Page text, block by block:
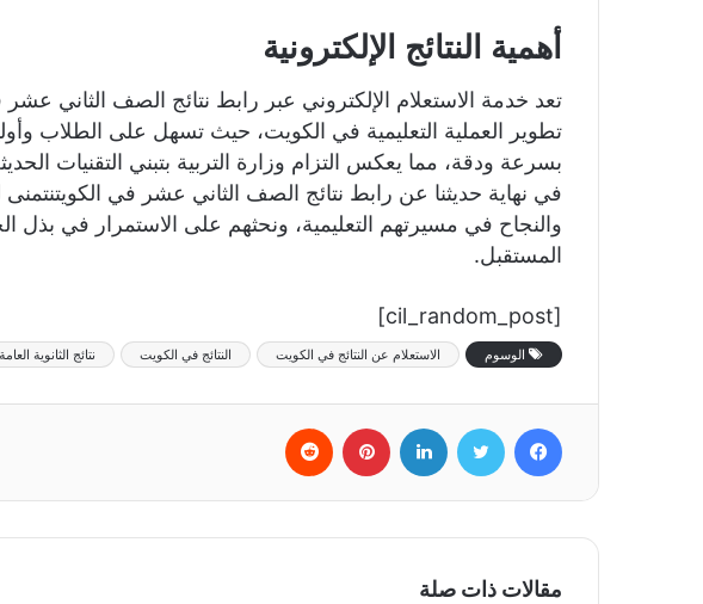
أهمية النتائج الإلكترونية
تعد خدمة الاستعلام الإلكتروني عبر رابط نتائج الصف الثاني
تطوير العملية التعليمية في الكويت، حيث تسهل على الطلاب
بسرعة ودقة، مما يعكس التزام وزارة التربية بتبني التقنيات
في نهاية حديثنا عن رابط نتائج الصف الثاني عشر في الكويتنتمنى
والنجاح في مسيرتهم التعليمية، ونحثهم على الاستمرار في بذل
المستقبل.
[cil_random_post]
الوسوم الاستعلام عن النتائج في الكويت النتائج في الكويت نتائج الثانوية
مقالات ذات صلة